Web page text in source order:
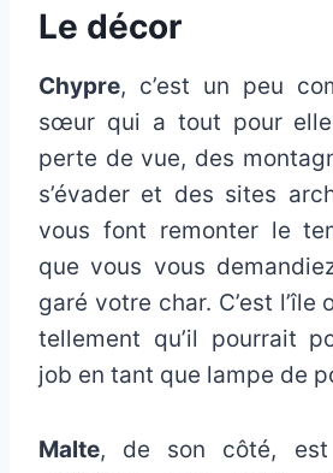
Le décor
Chypre, c’est un peu
sœur qui a tout pour
perte de vue, des
s’évader et des sites
vous font remonter le
que vous vous
garé votre char. C’est l’île
tellement qu’il pourrait
job en tant que lampe de
Malte, de son côté,